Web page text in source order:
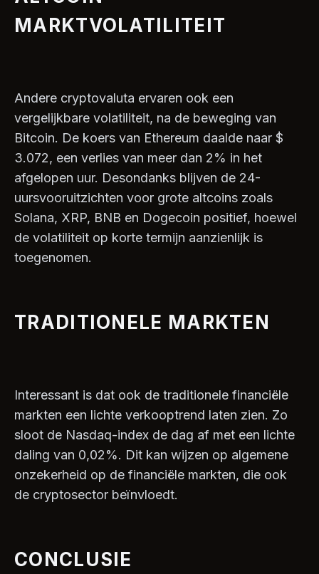
MARKTVOLATILITEIT
Andere cryptovaluta ervaren ook een
vergelijkbare volatiliteit, na de beweging van
Bitcoin. De koers van Ethereum daalde naar $
3.072, een verlies van meer dan 2% in het
afgelopen uur. Desondanks blijven de 24-
uursvooruitzichten voor grote altcoins zoals
Solana, XRP, BNB en Dogecoin positief, hoewel
de volatiliteit op korte termijn aanzienlijk is
toegenomen.
TRADITIONELE MARKTEN
Interessant is dat ook de traditionele financiële
markten een lichte verkooptrend laten zien. Zo
sloot de Nasdaq-index de dag af met een lichte
daling van 0,02%. Dit kan wijzen op algemene
onzekerheid op de financiële markten, die ook
de cryptosector beïnvloedt.
CONCLUSIE